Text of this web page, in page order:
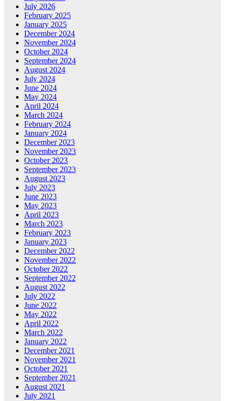
July 2026
February 2025
January 2025
December 2024
November 2024
October 2024
September 2024
August 2024
July 2024
June 2024
May 2024
April 2024
March 2024
February 2024
January 2024
December 2023
November 2023
October 2023
September 2023
August 2023
July 2023
June 2023
May 2023
April 2023
March 2023
February 2023
January 2023
December 2022
November 2022
October 2022
September 2022
August 2022
July 2022
June 2022
May 2022
April 2022
March 2022
January 2022
December 2021
November 2021
October 2021
September 2021
August 2021
July 2021